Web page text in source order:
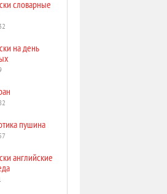
словарные
на день
пушина
английские